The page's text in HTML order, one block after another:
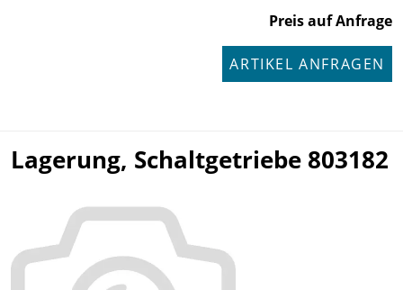
Preis auf Anfrage
ARTIKEL ANFRAGEN
Lagerung, Schaltgetriebe 803182